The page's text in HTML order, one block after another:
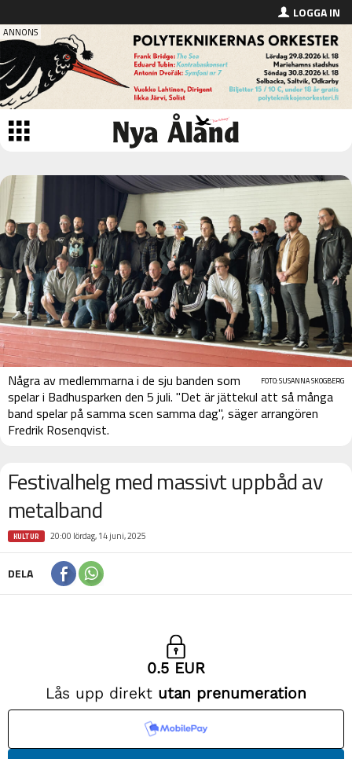
LOGGA IN
FOTO: SUSANNA SKOGBERG
Några av medlemmarna i de sju banden som
spelar i Badhusparken den 5 juli. "Det är jättekul att så många
band spelar på samma scen samma dag", säger arrangören
Fredrik Rosenqvist.
Festivalhelg med massivt uppbåd av
metalband
KULTUR 20:00 lördag, 14 juni, 2025
DELA